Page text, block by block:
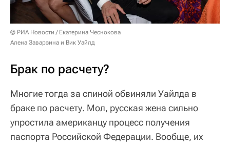
© РИА Новости / Екатерина Чеснокова
Алена Заварзина и Вик Уайлд
Брак по расчету?
Многие тогда за спиной обвиняли Уайлда в
браке по расчету. Мол, русская жена сильно
упростила американцу процесс получения
паспорта Российской Федерации. Вообще, их